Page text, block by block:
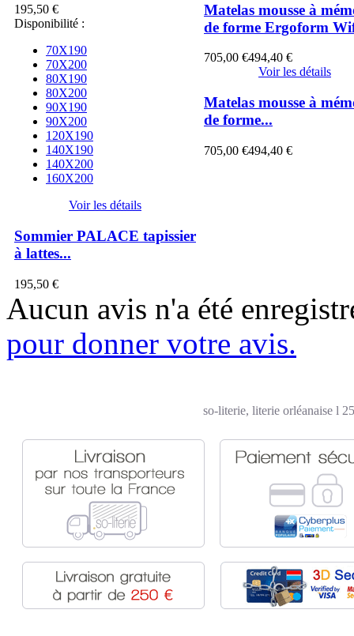
195,50 €
Disponibilité :
70X190
70X200
80X190
80X200
90X190
90X200
120X190
140X190
140X200
160X200
Voir les détails
Sommier PALACE tapissier
à lattes...
195,50 €
Matelas mousse à
de forme Ergoform
705,00 €494,40 €
Voir les détails
Matelas mousse à
de forme...
705,00 €494,40 €
Aucun avis n'a été
pour donner votre avis.
so-literie, literie orléanaise l